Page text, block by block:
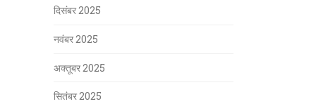
दिसंबर 2025
नवंबर 2025
अक्तूबर 2025
सितंबर 2025